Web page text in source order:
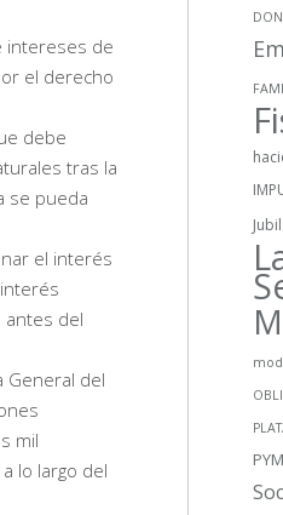
intereses de
el derecho
debe
tras la
se pueda
el interés
antes del
General del
mil
lo largo del